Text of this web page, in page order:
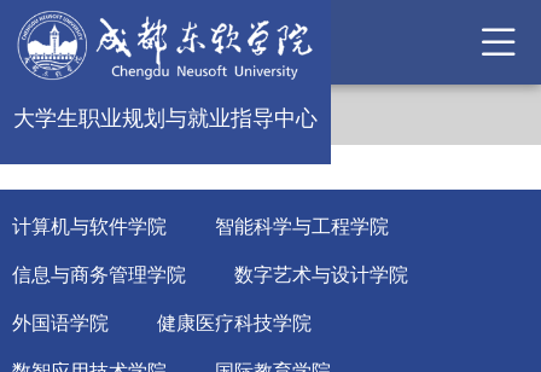
大学生职业规划与就业指导中心
计算机与软件学院 智能科学与工程学院
信息与商务管理学院 数字艺术与设计学院
外国语学院 健康医疗科技学院